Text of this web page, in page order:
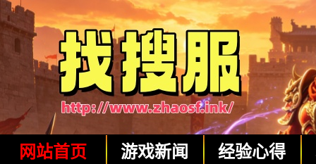
网站首页 游戏新闻 经验心得